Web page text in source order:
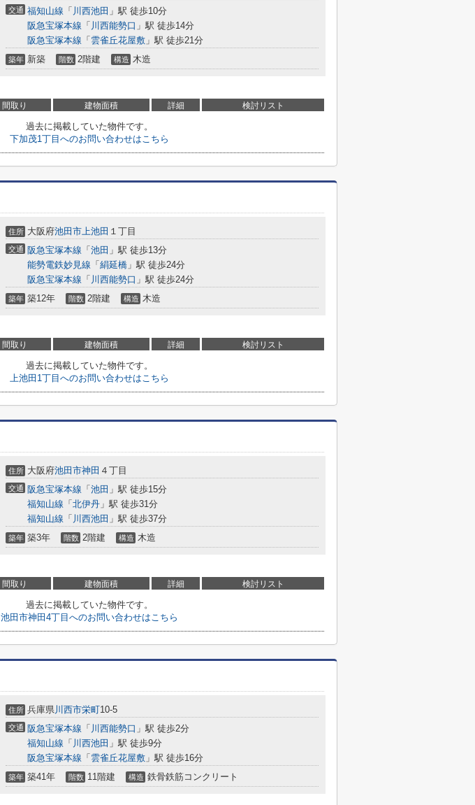
交通 福知山線 「 川西池田 」駅 徒歩10分
阪急宝塚本線 「 川西能勢口 」駅 徒歩14分
阪急宝塚本線 「 雲雀丘花屋敷 」駅 徒歩21分
築年 新築 階数 2階建 構造 木造
間取り 建物面積 詳細 検討リスト
過去に掲載していた物件です。
下加茂1丁目へのお問い合わせはこちら
住所 大阪府池田市上池田 １丁目
交通 阪急宝塚本線 「 池田 」駅 徒歩13分
能勢電鉄妙見線 「 絹延橋 」駅 徒歩24分
阪急宝塚本線 「 川西能勢口 」駅 徒歩24分
築年 築12年 階数 2階建 構造 木造
間取り 建物面積 詳細 検討リスト
過去に掲載していた物件です。
上池田1丁目へのお問い合わせはこちら
住所 大阪府池田市神田 ４丁目
交通 阪急宝塚本線 「 池田 」駅 徒歩15分
福知山線 「 北伊丹 」駅 徒歩31分
福知山線 「 川西池田 」駅 徒歩37分
築年 築3年 階数 2階建 構造 木造
間取り 建物面積 詳細 検討リスト
過去に掲載していた物件です。
池田市神田4丁目へのお問い合わせはこちら
住所 兵庫県川西市栄町10-5
交通 阪急宝塚本線 「 川西能勢口 」駅 徒歩2分
福知山線 「 川西池田 」駅 徒歩9分
阪急宝塚本線 「 雲雀丘花屋敷 」駅 徒歩16分
築年 築41年 階数 11階建 構造 鉄骨鉄筋コンクリート